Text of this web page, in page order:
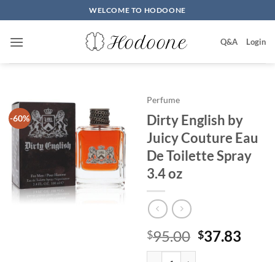
to
content
WELCOME TO HODOONE
Q&A Login
-60%
Perfume
Dirty English by
Juicy Couture Eau
De Toilette Spray
3.4 oz
$95.00 원
$37.83